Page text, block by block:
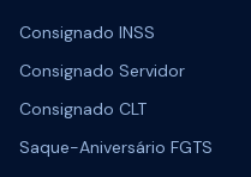
Consignado INSS
Consignado Servidor
Consignado CLT
Saque-Aniversário FGTS